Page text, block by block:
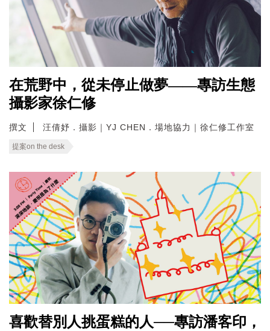
在荒野中，從未停止做夢——專訪生態
攝影家徐仁修
撰文 汪倩妤．攝影｜YJ CHEN．場地協力｜徐仁修工作室
提案on the desk
喜歡替別人挑蛋糕的人──專訪潘客印，